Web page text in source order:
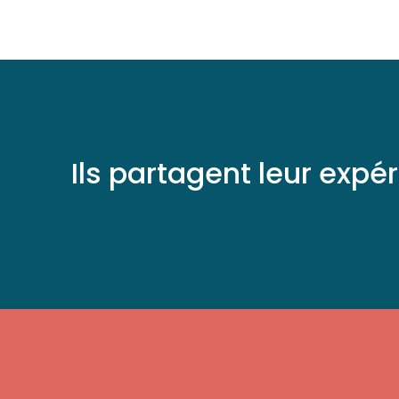
Ils partagent leur